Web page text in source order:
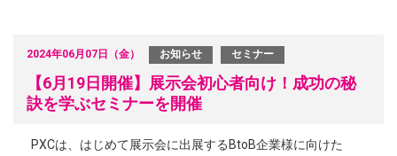
2024年06月07日（金） お知らせ セミナー
【6月19日開催】展示会初心者向け！成功の秘
訣を学ぶセミナーを開催
PXCは、はじめて展示会に出展するBtoB企業様に向けた